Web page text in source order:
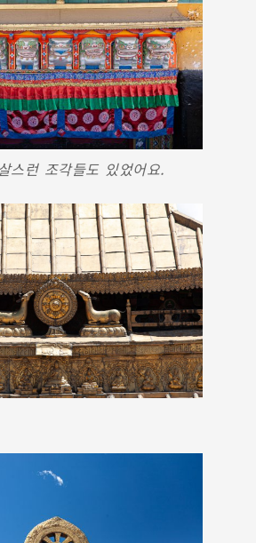
스런 조각들도 있었어요.